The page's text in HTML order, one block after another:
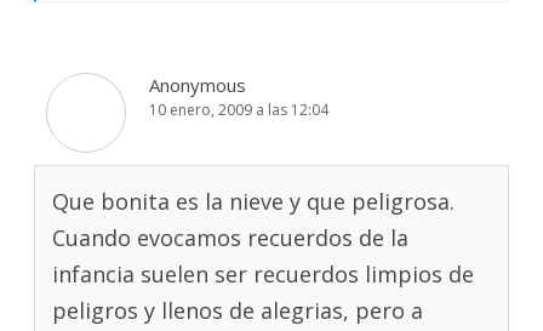
Anonymous
10 enero, 2009 a las 12:04
Que bonita es la nieve y que peligrosa.
Cuando evocamos recuerdos de la
infancia suelen ser recuerdos limpios de
peligros y llenos de alegrias, pero a